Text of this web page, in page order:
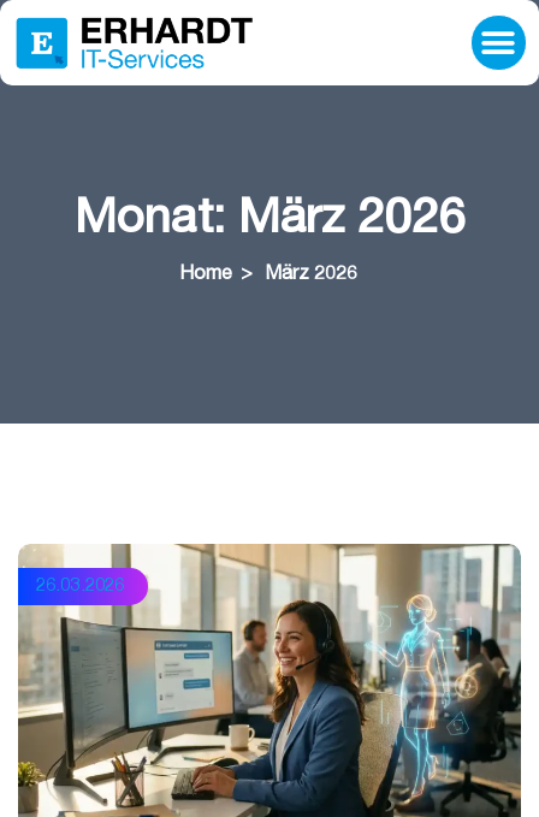
Monat: März 2026
Home > März 2026
26.03.2026